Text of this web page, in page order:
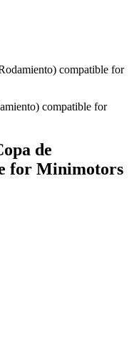
compatible for
de
for Minimotors